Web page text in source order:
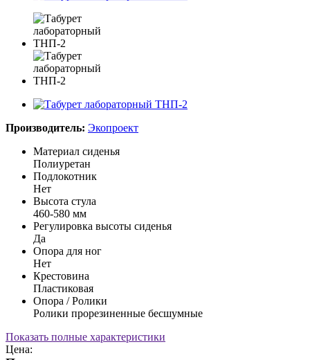
Производитель: Экопроект
Материал сиденья
Полиуретан
Подлокотник
Нет
Высота стула
460-580 мм
Регулировка высоты сиденья
Да
Опора для ног
Нет
Крестовина
Пластиковая
Опора / Ролики
Ролики прорезиненные бесшумные
Показать полные характеристики
Цена: